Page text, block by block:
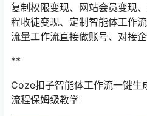
复制权限变现、网站会员变现
程收徒变现、定制智能体工作
流量工作流直接做账号、对接
**
Coze扣子智能体工作流一键生
流程保姆级教学